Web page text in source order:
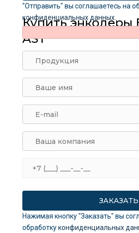
"Отправить" вы соглашаетесь на
конфиденциальных данных
Купить энкодеры
AST
Нажимая кнопку "Заказать" вы
обработкуконфиденциальных